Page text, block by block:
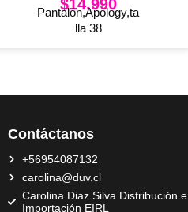
$14.990
Pantalón,Apology,ta
lla 38
Contáctanos
+56954087132
carolina@duv.cl
Carolina Diaz Silva Distribución e
Importación EIRL